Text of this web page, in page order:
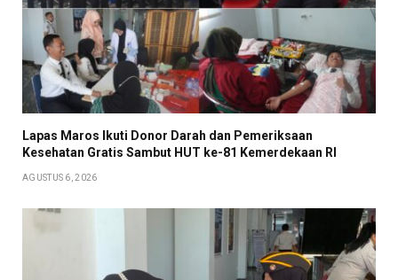
Lapas Maros Ikuti Donor Darah dan Pemeriksaan
Kesehatan Gratis Sambut HUT ke-81 Kemerdekaan RI
AGUSTUS 6, 2026